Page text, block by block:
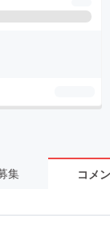
集 コメ